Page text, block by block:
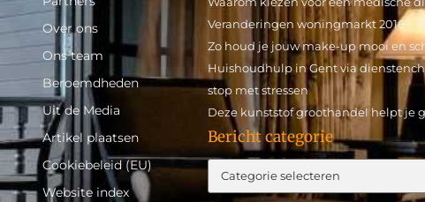
Over ons
Ons team
Beroemdheden
Uit de Media
Artikel plaatsen
Cookiebeleid (EU)
Website index
Veranderingen woningmarkt 2016
Zo houd je jouw make-up mooi en
Huishoudhulp in Gent via
stop met stressen
Deze kunststof groothandel helpt je
Bericht categorie